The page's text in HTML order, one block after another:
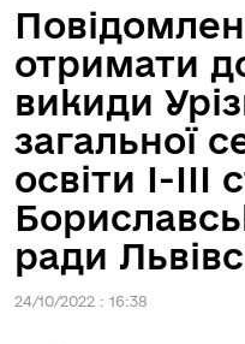
отримати
викиди
загальної
освіти I-III
ради
24/10/2022 : 16:38